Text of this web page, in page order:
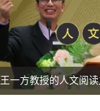
王一方教授的人文阅